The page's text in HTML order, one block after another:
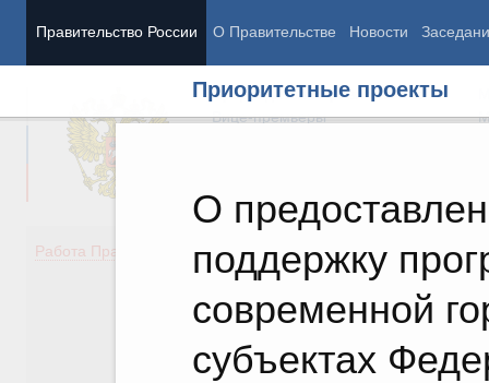
Правительство России О Правительстве Новости
Приоритетные проекты
О
поддержку
современной
субъектах
Председатель Правительства
Вице-премьеры
Работа Правительства
Демография
Здоровье
Культура
Государство